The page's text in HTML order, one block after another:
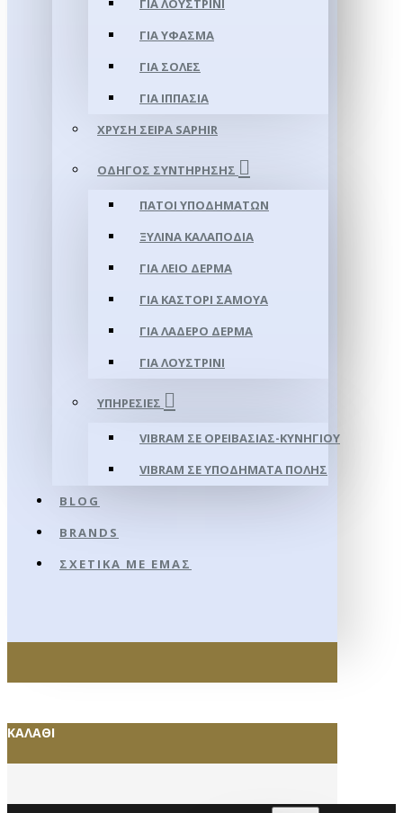
ΓΙΑ ΛΟΥΣΤΡΊΝΙ
ΓΙΑ ΥΦΑΣΜΑ
ΓΙΑ ΣΌΛΕΣ
ΓΙΑ ΙΠΠΑΣΊΑ
ΧΡΥΣΉ ΣΕΙΡΆ SAPHIR
ΟΔΗΓΌΣ ΣΥΝΤΉΡΗΣΗΣ
ΠΆΤΟΙ ΥΠΟΔΗΜΆΤΩΝ
ΞΎΛΙΝΑ ΚΑΛΑΠΌΔΙΑ
ΓΙΑ ΛΕΊΟ ΔΈΡΜΑ
ΓΙΑ ΚΑΣΤΌΡΙ ΣΑΜΟΎΑ
ΓΙΑ ΛΑΔΕΡΌ ΔΈΡΜΑ
ΓΙΑ ΛΟΥΣΤΡΊΝΙ
ΥΠΗΡΕΣΊΕΣ
VIBRAM ΣΕ ΟΡΕΙΒΑΣΊΑΣ-ΚΥΝΗΓΊΟΥ
VIBRAM ΣΕ ΥΠΟΔΉΜΑΤΑ ΠΌΛΗΣ
BLOG
BRANDS
ΣΧΕΤΙΚΆ ΜΕ ΕΜΆΣ
ΚΑΛΆΘΙ